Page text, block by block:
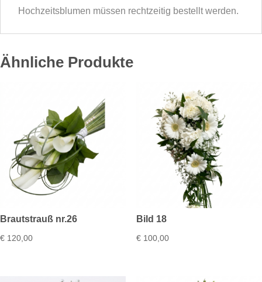
Hochzeitsblumen müssen rechtzeitig bestellt werden.
Ähnliche Produkte
Brautstrauß nr.26
€ 120,00
Bild 18
€100,00